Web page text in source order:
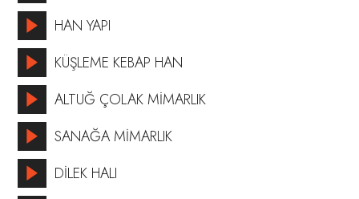
HAN YAPI
KÜŞLEME KEBAP HAN
ALTUĞ ÇOLAK MİMARLIK
SANAĞA MİMARLIK
DİLEK HALI